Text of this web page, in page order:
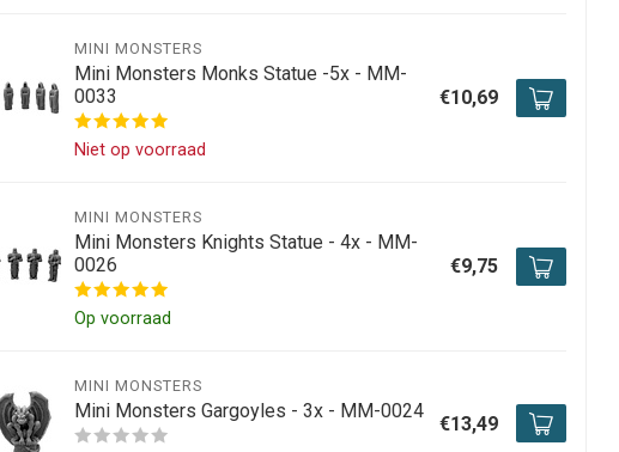
MINI MONSTERS
Mini Monsters Monks Statue -5x - MM-
0033
Niet op voorraad
€10,69
MINI MONSTERS
Mini Monsters Knights Statue - 4x - MM-
0026
Op voorraad
€9,75
MINI MONSTERS
Mini Monsters Gargoyles - 3x - MM-0024
€13,49